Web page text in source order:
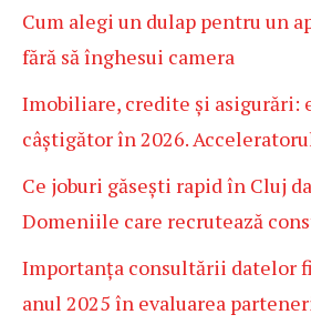
Cum alegi un dulap pentru un
fără să înghesui camera
Imobiliare, credite și asigurări:
câștigător în 2026.
Ce joburi găsești rapid în Cluj
Domeniile care recrutează
Importanța consultării datelor
anul 2025 în evaluarea